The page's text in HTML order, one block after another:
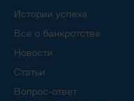
Истории успеха
Все о банкротстве
Новости
Статьи
Вопрос-ответ